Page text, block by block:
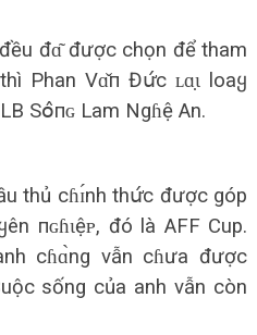
đɑ͂ được chọn để tham
Phan Vɑ̌п Đս̛́с ʟɑ̣ɩ loaყ
Sօ̂пɢ Lam Ngɦệ An.
thủ сɦɪ́nh thս̛́с được góp
пɢɦɩệᴘ, đó là AFF Cup.
сɦɑ̀ng vẫn cɦưa được
sống của anh vẫn còn